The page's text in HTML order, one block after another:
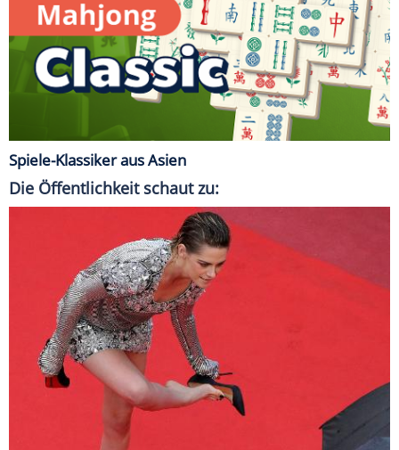
Spiele-Klassiker aus Asien
Die Öffentlichkeit schaut zu: